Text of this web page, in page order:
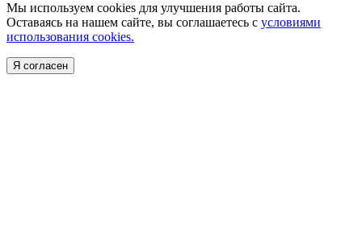
Мы используем cookies для улучшения работы сайта.
Оставаясь на нашем сайте, вы соглашаетесь с условиями
использования cookies.
Я согласен